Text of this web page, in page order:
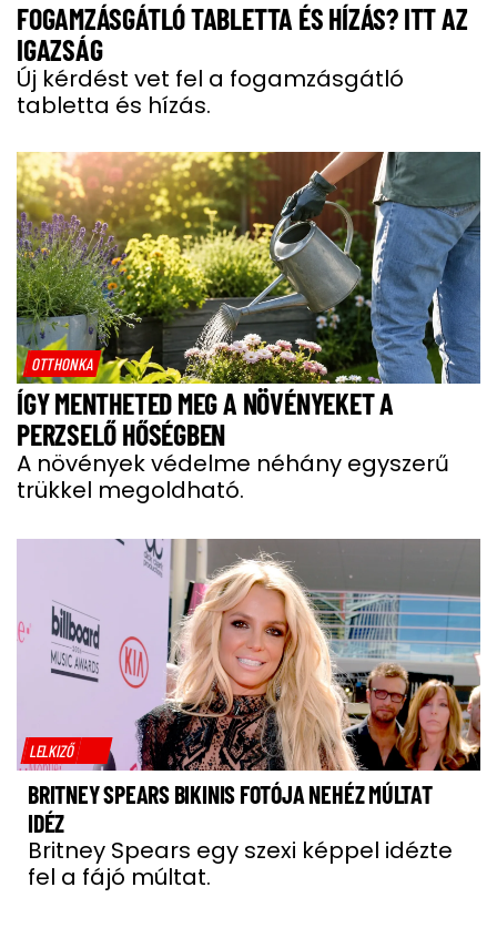
FOGAMZÁSGÁTLÓ TABLETTA ÉS HÍZÁS? ITT AZ
IGAZSÁG
Új kérdést vet fel a fogamzásgátló
tabletta és hízás.
OTTHONKA
ÍGY MENTHETED MEG A NÖVÉNYEKET A
PERZSELŐ HŐSÉGBEN
A növények védelme néhány egyszerű
trükkel megoldható.
LELKIZŐ
BRITNEY SPEARS BIKINIS FOTÓJA NEHÉZ MÚLTAT
IDÉZ
Britney Spears egy szexi képpel idézte
fel a fájó múltat.